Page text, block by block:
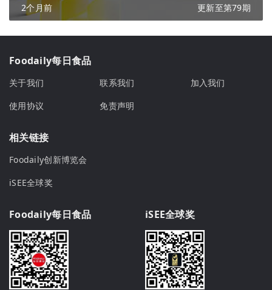
2个月前 更新至第79期
Foodaily每日食品
关于我们 联系我们
加入我们
使用协议
免责声明
相关链接
Foodaily创新博览会
iSEE全球奖
Foodaily每日食品 iSEE全球奖